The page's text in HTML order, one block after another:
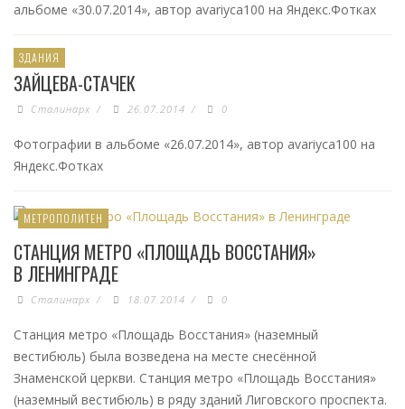
альбоме «30.07.2014», автор avariyca100 на Яндекс.Фотках
ЗДАНИЯ
ЗАЙЦЕВА-СТАЧЕК
Сталинарх / 26.07.2014 / 0
Фотографии в альбоме «26.07.2014», автор avariyca100 на
Яндекс.Фотках
МЕТРОПОЛИТЕН
СТАНЦИЯ МЕТРО «ПЛОЩАДЬ ВОССТАНИЯ»
В ЛЕНИНГРАДЕ
Сталинарх / 18.07.2014 / 0
Станция метро «Площадь Восстания» (наземный
вестибюль) была возведена на месте снесённой
Знаменской церкви. Станция метро «Площадь Восстания»
(наземный вестибюль) в ряду зданий Лиговского проспекта.